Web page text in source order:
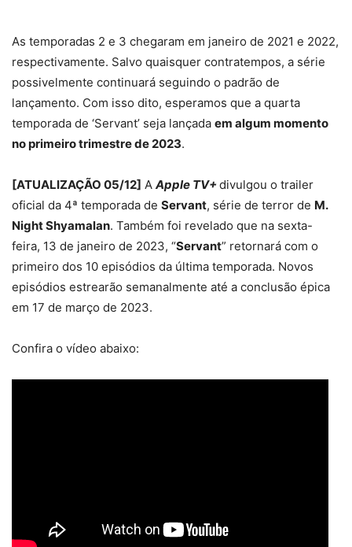
As temporadas 2 e 3 chegaram em janeiro de 2021 e 2022,
respectivamente. Salvo quaisquer contratempos, a série
possivelmente continuará seguindo o padrão de
lançamento. Com isso dito, esperamos que a quarta
temporada de ‘Servant’ seja lançada em algum momento
no primeiro trimestre de 2023.
[ATUALIZAÇÃO 05/12] A Apple TV+ divulgou o trailer
oficial da 4ª temporada de Servant, série de terror de M.
Night Shyamalan. Também foi revelado que na sexta-
feira, 13 de janeiro de 2023, “Servant” retornará com o
primeiro dos 10 episódios da última temporada. Novos
episódios estrearão semanalmente até a conclusão épica
em 17 de março de 2023.
Confira o vídeo abaixo: